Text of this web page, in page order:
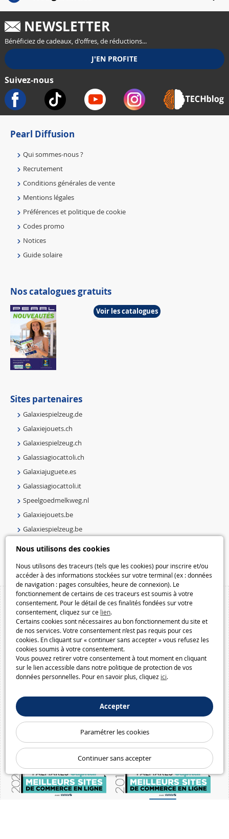
Nous utilisons des cookies
Nous utilisons des traceurs (tels que les cookies) pour inscrire et/ou
accéder à des informations stockées sur votre terminal (ex : données
de navigation : pages consultées, heure de connexion). Le
fonctionnement de certains de ces traceurs est soumis à votre
consentement. Pour le détail de ces finalités fondées sur votre
consentement, cliquez sur ce lien.
Certains cookies sont nécessaires au bon fonctionnement du site et
de nos services. Votre consentement n’est pas requis pour ces
cookies. En cliquant sur « continuer sans accepter » vous refusez les
cookies soumis à votre consentement.
Vous pouvez retirer votre consentement à tout moment en cliquant
sur le lien accessible dans notre politique de protection de vos
données personnelles. Pour en savoir plus, cliquez ici.
Accepter
Paramétrer les cookies
Continuer sans accepter
NEWSLETTER
Bénéficiez de cadeaux, d'offres, de réductions...
Suivez-nous
Pearl Diffusion
Qui sommes-nous ?
Recrutement
Conditions générales de vente
Mentions légales
Préférences et politique de cookie
Codes promo
Notices
Guide solaire
Nos catalogues gratuits
Voir les catalogues
Sites partenaires
Galaxiespielzeug.de
Galaxiejouets.ch
Galaxiespielzeug.ch
Galassiagiocattoli.ch
Galaxiajuguete.es
Galassiagiocattoli.it
Speelgoedmelkweg.nl
Galaxiejouets.be
Galaxiespielzeug.be